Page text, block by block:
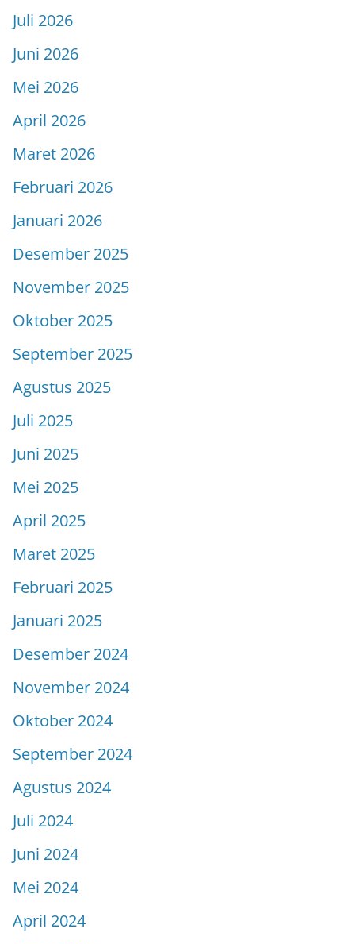
Juli 2026
Juni 2026
Mei 2026
April 2026
Maret 2026
Februari 2026
Januari 2026
Desember 2025
November 2025
Oktober 2025
September 2025
Agustus 2025
Juli 2025
Juni 2025
Mei 2025
April 2025
Maret 2025
Februari 2025
Januari 2025
Desember 2024
November 2024
Oktober 2024
September 2024
Agustus 2024
Juli 2024
Juni 2024
Mei 2024
April 2024